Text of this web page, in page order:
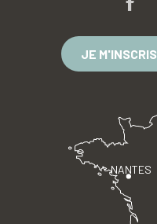
JE
NANTES